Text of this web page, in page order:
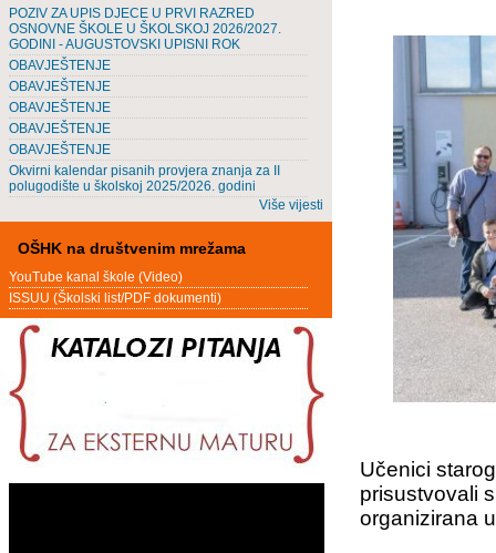
POZIV ZA UPIS DJECE U PRVI RAZRED
OSNOVNE ŠKOLE U ŠKOLSKOJ 2026/2027.
GODINI - AUGUSTOVSKI UPISNI ROK
OBAVJEŠTENJE
OBAVJEŠTENJE
OBAVJEŠTENJE
OBAVJEŠTENJE
OBAVJEŠTENJE
Okvirni kalendar pisanih provjera znanja za II
polugodište u školskoj 2025/2026. godini
Više vijesti
OŠHK na društvenim mrežama
YouTube kanal škole (Video)
ISSUU (Školski list/PDF dokumenti)
Učenici
prisustvovali
organizirana